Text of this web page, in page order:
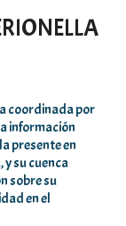
coordinada por
información
presente en
su cuenca
sobre su
en el